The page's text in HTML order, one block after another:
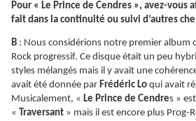
Pour « Le Prince de Cendres », avez-vous
fait dans la continuité ou suivi d’autres
B : Nous considérions notre premier album
Rock progressif. Ce disque était un peu
styles mélangés mais il y avait une
avait été donnée par Frédéric Lo qui avait
Musicalement, « Le Prince de Cendres »
« Traversant » mais il est encore plus Prog-